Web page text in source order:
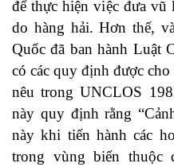
để thực hiện việc đưa
do hàng hải. Hơn thế,
Quốc đã ban hành Luật
có các quy định được
nêu trong UNCLOS
này quy định rằng
này khi tiến hành các
trong vùng biển thuộc